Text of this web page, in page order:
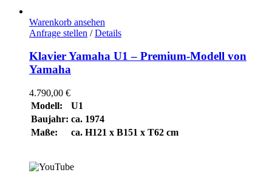
Warenkorb ansehen
Anfrage stellen / Details
Klavier Yamaha U1 – Premium-Modell von
Yamaha
4.790,00 €
Modell:
U1
Baujahr: ca. 1974
Maße:
ca. H121 x B151 x T62 cm